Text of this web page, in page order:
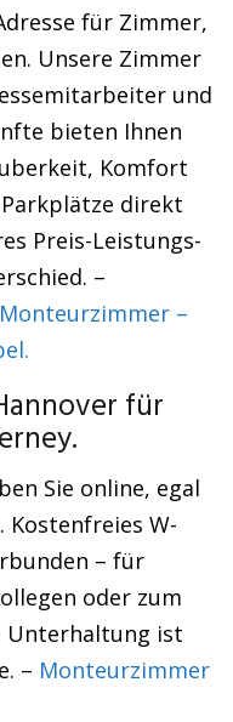
für Zimmer,
Unsere Zimmer
und
bieten Ihnen
Komfort
direkt
Preis-Leistungs-
–
–
für
Sie online, egal
W-
– für
oder zum
Unterhaltung ist
– Monteurzimmer